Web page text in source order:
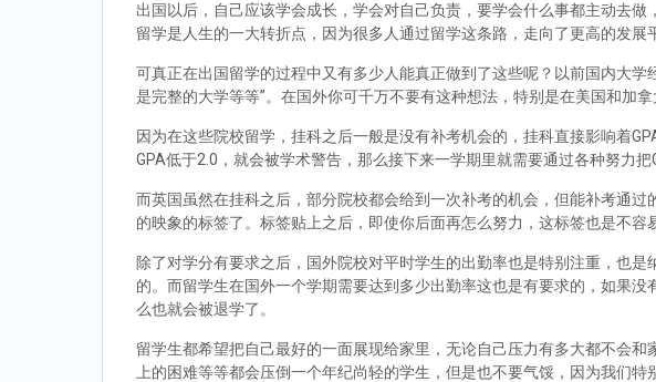
出国以后，自己应该学会成长，学会对自己负责，要学会什么事都主动去
留学是人生的一大转折点，因为很多人通过留学这条路，走向了更高的发展
可真正在出国留学的过程中又有多少人能真正做到了这些呢？以前国内大
是完整的大学等等”。在国外你可千万不要有这种想法，特别是在美国和加拿
因为在这些院校留学，挂科之后一般是没有补考机会的，挂科直接影响着
GPA低于2.0，就会被学术警告，那么接下来一学期里就需要通过各种努力
而英国虽然在挂科之后，部分院校都会给到一次补考的机会，但能补考通
的映象的标签了。标签贴上之后，即使你后面再怎么努力，这标签也是不容
除了对学分有要求之后，国外院校对平时学生的出勤率也是特别注重，也
的。而留学生在国外一个学期需要达到多少出勤率这也是有要求的，如果
么也就会被退学了。
留学生都希望把自己最好的一面展现给家里，无论自己压力有多大都不会
上的困难等等都会压倒一个年纪尚轻的学生，但是也不要气馁，因为我们